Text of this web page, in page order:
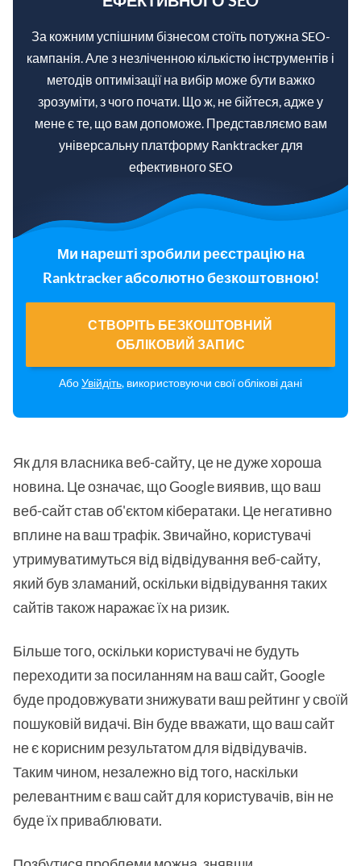
За кожним успішним бізнесом стоїть потужна SEO-
кампанія. Але з незліченною кількістю інструментів і
методів оптимізації на вибір може бути важко
зрозуміти, з чого почати. Що ж, не бійтеся, адже у
мене є те, що вам допоможе. Представляємо вам
універсальну платформу Ranktracker для
ефективного SEO
Ми нарешті зробили реєстрацію на
Ranktracker абсолютно безкоштовною!
СТВОРІТЬ БЕЗКОШТОВНИЙ
ОБЛІКОВИЙ ЗАПИС
АбоУвійдіть, використовуючи свої облікові дані
Як для власника веб-сайту, це не дуже хороша
новина. Це означає, що Google виявив, що ваш
веб-сайт став об'єктом кібератаки. Це негативно
вплине на ваш трафік. Звичайно, користувачі
утримуватимуться від відвідування веб-сайту,
який був зламаний, оскільки відвідування таких
сайтів також наражає їх на ризик.
Більше того, оскільки користувачі не будуть
переходити за посиланням на ваш сайт, Google
буде продовжувати знижувати ваш рейтинг у своїй
пошуковій видачі. Він буде вважати, що ваш сайт
не є корисним результатом для відвідувачів.
Таким чином, незалежно від того, наскільки
релевантним є ваш сайт для користувачів, він не
буде їх приваблювати.